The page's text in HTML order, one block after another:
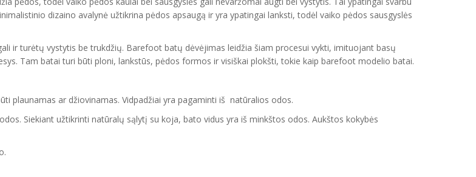
dizaino avalynė užtikrina pėdos apsaugą ir yra ypatingai lanksti, todėl vaiko pėdos sausgyslės
ir turėtų vystytis be trukdžių. Barefoot batų dėvėjimas leidžia šiam procesui vykti, imituojant basų
Tam batai turi būti ploni, lankstūs, pėdos formos ir visiškai plokšti, tokie kaip barefoot modelio batai.
plaunamas ar džiovinamas. Vidpadžiai yra pagaminti iš natūralios odos.
odos. Siekiant užtikrinti natūralų sąlytį su koja, bato vidus yra iš minkštos odos. Aukštos kokybės